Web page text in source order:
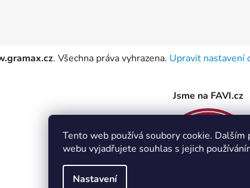
Tento web používá soubory cookie. Dalším
webu vyjadřujete souhlas s jejich
Nastavení
. Všechna práva vyhrazena. Upravit nastavení
Jsme na FAVI.cz